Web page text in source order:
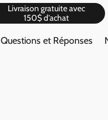
Livraison gratuite avec
150$ d'achat
Questions et Réponses